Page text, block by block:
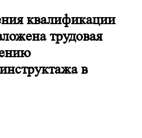
квалификации
трудовая
в